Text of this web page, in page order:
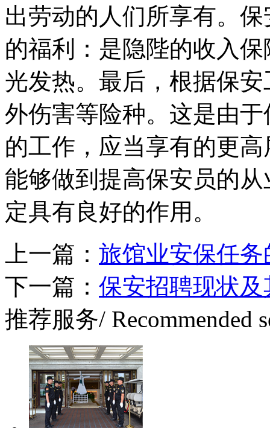
出劳动的人们所享有。
的福利：是隐陛的收入
光发热。最后，根据保
外伤害等险种。这是由
的工作，应当享有的更
能够做到提高保安员的
定具有良好的作用。
上一篇： 旅馆业安保任
下一篇： 保安招聘现状及
推荐服务/ Recommended